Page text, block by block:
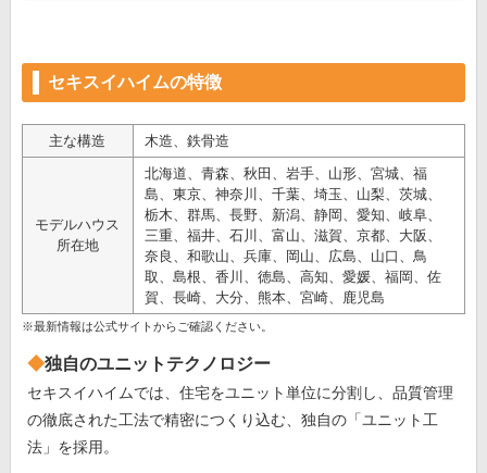
セキスイハイムの特徴
主な構造 木造、鉄骨造
モデルハウス
所在地
北海道、青森、秋田、岩手、山形、宮城、福
島、東京、神奈川、千葉、埼玉、山梨、茨城、
栃木、群馬、長野、新潟、静岡、愛知、岐阜、
三重、福井、石川、富山、滋賀、京都、大阪、
奈良、和歌山、兵庫、岡山、広島、山口、鳥
取、島根、香川、徳島、高知、愛媛、福岡、佐
賀、長崎、大分、熊本、宮崎、鹿児島
※最新情報は公式サイトからご確認ください。
独自のユニットテクノロジー
セキスイハイムでは、住宅をユニット単位に分割し、品質管理
の徹底された工法で精密につくり込む、独自の「ユニット工
法」を採用。